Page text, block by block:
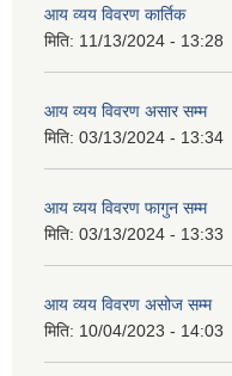
आय व्यय विवरण कार्तिक
मिति: 11/13/2024 - 13:28
आय व्यय विवरण असार सम्म
मिति: 03/13/2024 - 13:34
आय व्यय विवरण फागुन सम्म
मिति: 03/13/2024 - 13:33
आय व्यय विवरण असोज सम्म
मिति: 10/04/2023 - 14:03